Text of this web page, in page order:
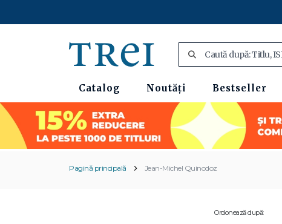
Catalog Noutăți Bestseller
Pagină principală Jean-Michel Quinodoz
Ordonează după: